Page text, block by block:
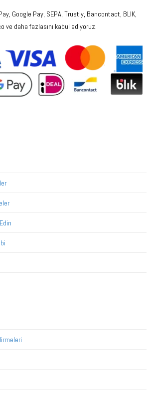
Google Pay, SEPA, Trustly, Bancontact, BLIK,
ve daha fazlasını kabul ediyoruz.